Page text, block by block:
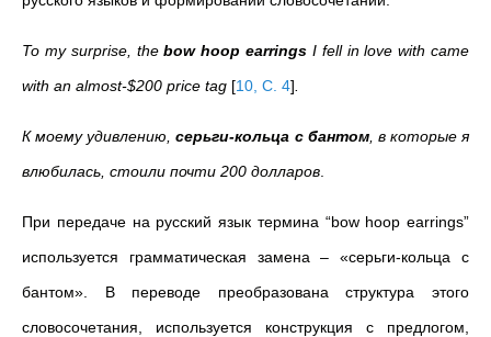
To my surprise, thebow hoop earrings I fell in love with came
with an almost-$200 price tag [10, C. 4]
К моему удивлению,серьги-кольца с бантом, в которые я
влюбилась, стоили почти 200 долларов
При передаче на русский язык термина “bow hoop earrings”
используется грамматическая замена – «серьги-кольца с
бантом». В переводе преобразована структура этого
словосочетания, используется конструкция с предлогом,